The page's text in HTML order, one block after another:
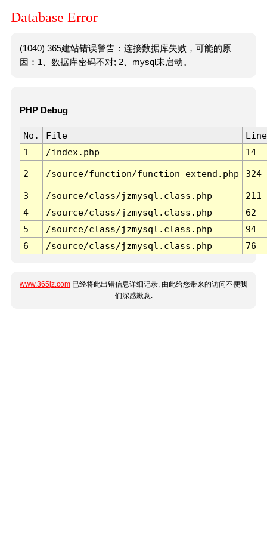
Database Error
(1040) 365建站错误警告：连接数据库失败，可能的原
因：1、数据库密码不对; 2、mysql未启动。
PHP Debug
No. File
Line
1
/index.php 14
2 /source/function/function_extend.php 324
3 /source/class/jzmysql.class.php
211
4
/source/class/jzmysql.class.php
62
5
/source/class/jzmysql.class.php
94
6
/source/class/jzmysql.class.php 76
www.365jz.com 已经将此出错信息详细记录, 由此给您带来的访问不便我
们深感歉意.